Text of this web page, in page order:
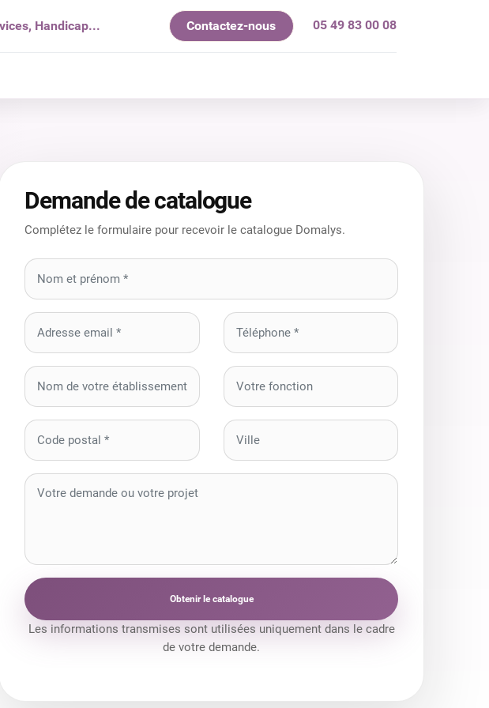
Handicap... Contactez-nous 05 49 83 00 08
Demande de catalogue
Complétez le formulaire pour recevoir le catalogue Domalys.
Obtenir le catalogue
Les informations transmises sont utilisées uniquement dans le cadre
de votre demande.